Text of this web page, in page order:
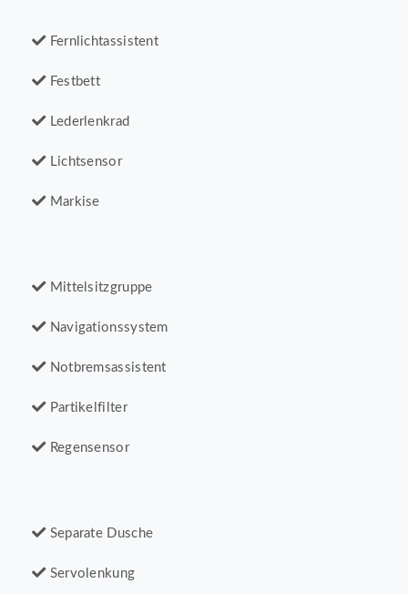
Fernlichtassistent
Festbett
Lederlenkrad
Lichtsensor
Markise
Mittelsitzgruppe
Navigationssystem
Notbremsassistent
Partikelfilter
Regensensor
Separate Dusche
Servolenkung